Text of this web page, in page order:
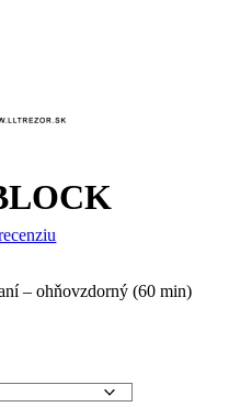
– ohňovzdorný (60 min)